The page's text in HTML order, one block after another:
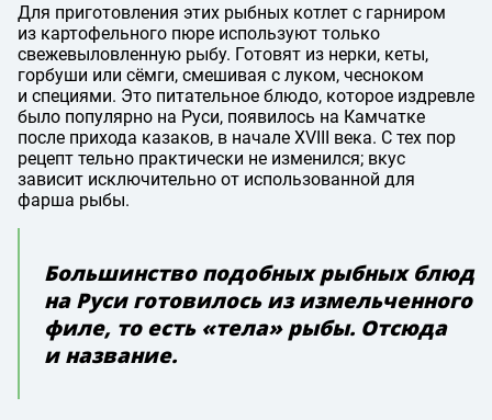
Для приготовления этих рыбных котлет с гарниром
из картофельного пюре используют только
свежевыловленную рыбу. Готовят из нерки, кеты,
горбуши или сёмги, смешивая с луком, чесноком
и специями. Это питательное блюдо, которое издревле
было популярно на Руси, появилось на Камчатке
после прихода казаков, в начале XVIII века. С тех пор
рецепт тельно практически не изменился; вкус
зависит исключительно от использованной для
фарша рыбы.
Большинство подобных рыбных блюд
на Руси готовилось из измельченного
филе, то есть «тела» рыбы. Отсюда
и название.